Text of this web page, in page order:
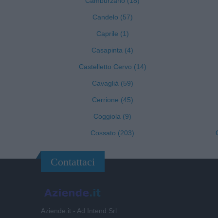
Candelo (57)
Caprile (1)
Casapinta (4)
Castelletto Cervo (14)
Cavaglià (59)
Cerrione (45)
Coggiola (9)
Cossato (203)
Contattaci
Aziende.it - Ad Intend Srl